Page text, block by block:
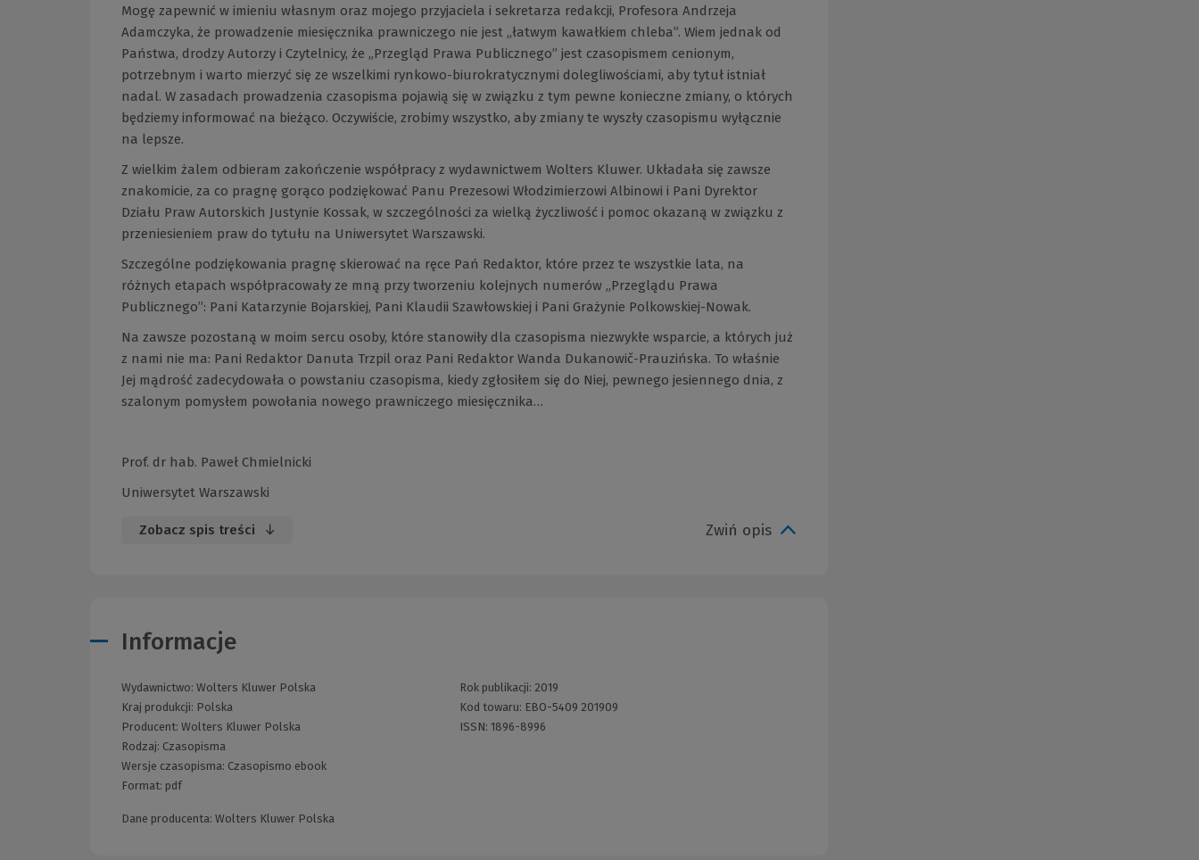
Mogę zapewnić w imieniu własnym oraz mojego przyjaciela i sekretarza redakcji, Profesora Andrzeja
Adamczyka, że prowadzenie miesięcznika prawniczego nie jest „łatwym kawałkiem chleba”. Wiem jednak od
Państwa, drodzy Autorzy i Czytelnicy, że „Przegląd Prawa Publicznego” jest czasopismem cenionym,
potrzebnym i warto mierzyć się ze wszelkimi rynkowo-biurokratycznymi dolegliwościami, aby tytuł istniał
nadal. W zasadach prowadzenia czasopisma pojawią się w związku z tym pewne konieczne zmiany, o których
będziemy informować na bieżąco. Oczywiście, zrobimy wszystko, aby zmiany te wyszły czasopismu wyłącznie
na lepsze.
Z wielkim żalem odbieram zakończenie współpracy z wydawnictwem Wolters Kluwer. Układała się zawsze
znakomicie, za co pragnę gorąco podziękować Panu Prezesowi Włodzimierzowi Albinowi i Pani Dyrektor
Działu Praw Autorskich Justynie Kossak, w szczególności za wielką życzliwość i pomoc okazaną w związku z
przeniesieniem praw do tytułu na Uniwersytet Warszawski.
Szczególne podziękowania pragnę skierować na ręce Pań Redaktor, które przez te wszystkie lata, na
różnych etapach współpracowały ze mną przy tworzeniu kolejnych numerów „Przeglądu Prawa
Publicznego”: Pani Katarzynie Bojarskiej, Pani Klaudii Szawłowskiej i Pani Grażynie Polkowskiej-Nowak.
Na zawsze pozostaną w moim sercu osoby, które stanowiły dla czasopisma niezwykłe wsparcie, a których już
z nami nie ma: Pani Redaktor Danuta Trzpil oraz Pani Redaktor Wanda Dukanowič-Prauzińska. To właśnie
Jej mądrość zadecydowała o powstaniu czasopisma, kiedy zgłosiłem się do Niej, pewnego jesiennego dnia, z
szalonym pomysłem powołania nowego prawniczego miesięcznika…
Prof. dr hab. Paweł Chmielnicki
Uniwersytet Warszawski
Zobacz spis treści Zwiń opis
Informacje
Wydawnictwo: Wolters Kluwer Polska
Kraj produkcji: Polska
Producent: Wolters Kluwer Polska
Rodzaj: Czasopisma
Wersje czasopisma: Czasopismo ebook
Format: pdf
Rok publikacji: 2019
Kod towaru: EBO-5409 201909
ISSN: 1896-8996
Dane producenta: Wolters Kluwer Polska